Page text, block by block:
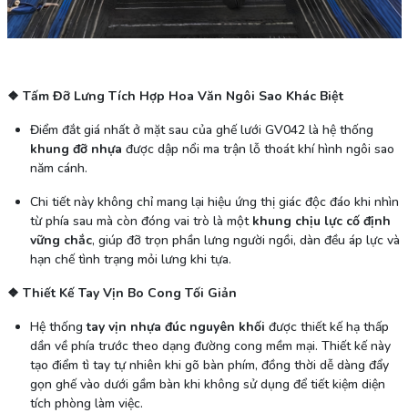
❖ Tấm Đỡ Lưng Tích Hợp Hoa Văn Ngôi Sao Khác Biệt
Điểm đắt giá nhất ở mặt sau của ghế lưới GV042 là hệ thống
khung đỡ nhựa được dập nổi ma trận lỗ thoát khí hình ngôi sao
năm cánh.
Chi tiết này không chỉ mang lại hiệu ứng thị giác độc đáo khi nhìn
từ phía sau mà còn đóng vai trò là một khung chịu lực cố định
vững chắc, giúp đỡ trọn phần lưng người ngồi, dàn đều áp lực và
hạn chế tình trạng mỏi lưng khi tựa.
❖ Thiết Kế Tay Vịn Bo Cong Tối Giản
Hệ thống tay vịn nhựa đúc nguyên khối được thiết kế hạ thấp
dần về phía trước theo dạng đường cong mềm mại. Thiết kế này
tạo điểm tì tay tự nhiên khi gõ bàn phím, đồng thời dễ dàng đẩy
gọn ghế vào dưới gầm bàn khi không sử dụng để tiết kiệm diện
tích phòng làm việc.